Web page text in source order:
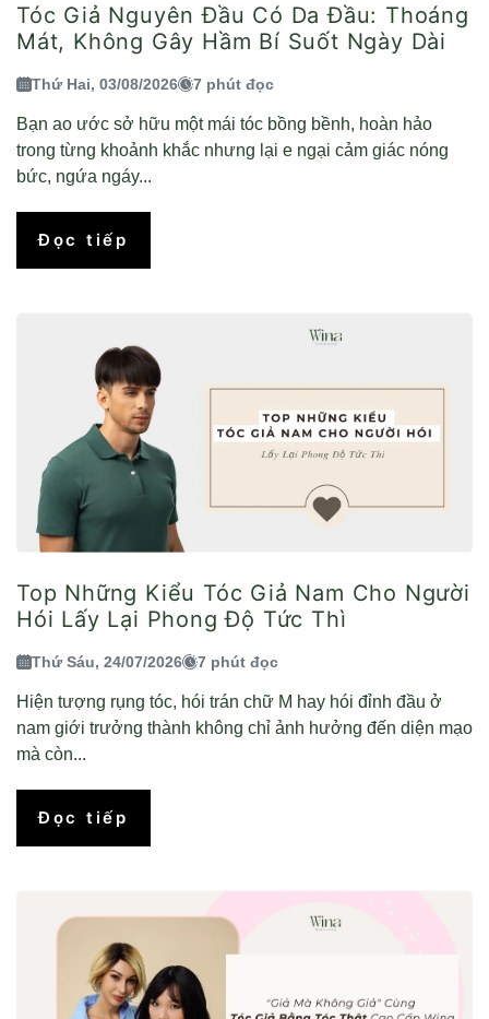
Tóc Giả Nguyên Đầu Có Da Đầu: Thoáng
Mát, Không Gây Hầm Bí Suốt Ngày Dài
Thứ Hai, 03/08/2026 7 phút đọc
Bạn ao ước sở hữu một mái tóc bồng bềnh, hoàn hảo
trong từng khoảnh khắc nhưng lại e ngại cảm giác nóng
bức, ngứa ngáy...
Đọc tiếp
Top Những Kiểu Tóc Giả Nam Cho Người
Hói Lấy Lại Phong Độ Tức Thì
Thứ Sáu, 24/07/2026 7 phút đọc
Hiện tượng rụng tóc, hói trán chữ M hay hói đỉnh đầu ở
nam giới trưởng thành không chỉ ảnh hưởng đến diện mạo
mà còn...
Đọc tiếp